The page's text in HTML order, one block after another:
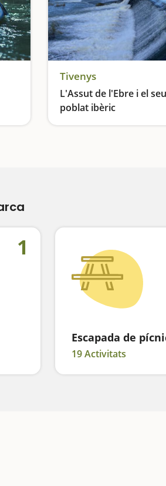
Navegueu en família i descobriu paisatges de postal
Tivenys
L'Assut de l'Ebre i el seu
poblat ibèric
1
Escapada de
19 Activitats